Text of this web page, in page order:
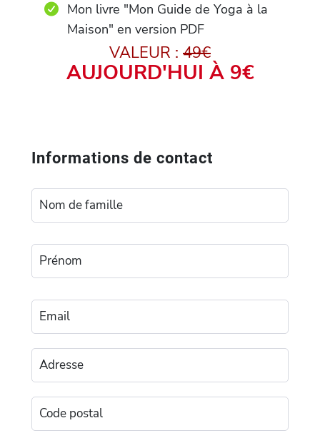
Mon livre "Mon Guide de Yoga à la
Maison" en version PDF
VALEUR : 49€
AUJOURD'HUI À 9€
Informations de contact